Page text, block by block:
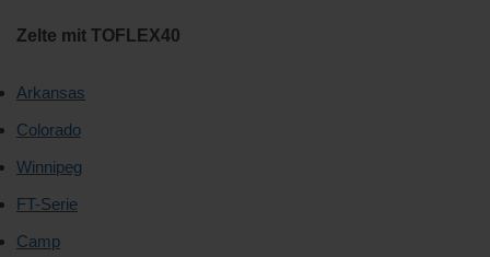
Zelte mit TOFLEX40
Arkansas
Colorado
Winnipeg
FT-Serie
Camp